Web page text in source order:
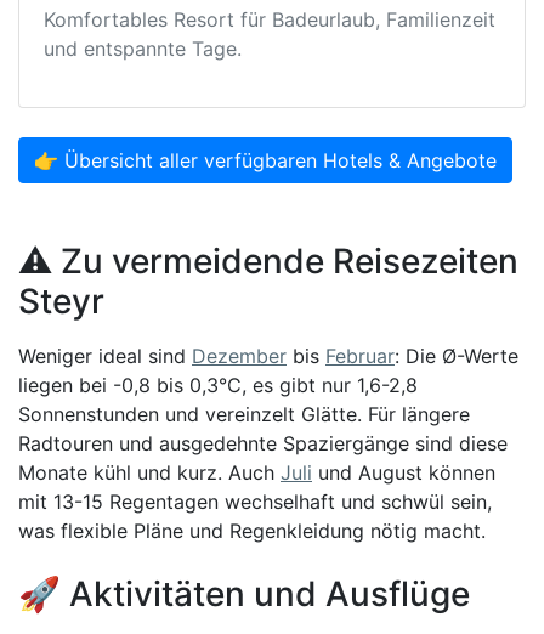
Komfortables Resort für Badeurlaub, Familienzeit
und entspannte Tage.
👉 Übersicht aller verfügbaren Hotels & Angebote
⚠️ Zu vermeidende Reisezeiten
Steyr
Weniger ideal sind Dezember bis Februar: Die Ø-Werte
liegen bei -0,8 bis 0,3°C, es gibt nur 1,6-2,8
Sonnenstunden und vereinzelt Glätte. Für längere
Radtouren und ausgedehnte Spaziergänge sind diese
Monate kühl und kurz. Auch Juli und August können
mit 13-15 Regentagen wechselhaft und schwül sein,
was flexible Pläne und Regenkleidung nötig macht.
🚀 Aktivitäten und Ausflüge